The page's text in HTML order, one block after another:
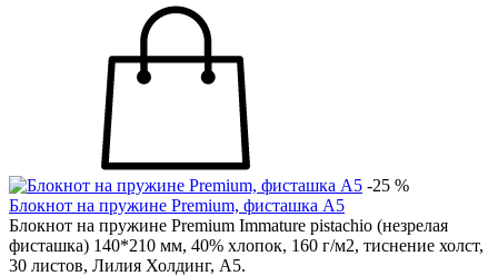
-25 %
Блокнот на пружине Premium, фисташка А5
Блокнот на пружине Premium Immature pistachio (незрелая
фисташка) 140*210 мм, 40% хлопок, 160 г/м2, тиснение холст,
30 листов, Лилия Холдинг, А5.